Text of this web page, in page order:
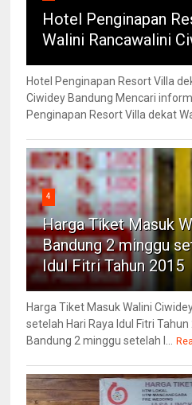
Hotel Penginapan
Walini Rancawalini
Hotel Penginapan Resort Villa
Ciwidey Bandung Mencari
Penginapan Resort Villa dekat
4
Harga Tiket Masuk
Bandung 2 minggu
Idul Fitri Tahun 2015
Harga Tiket Masuk Walini
setelah Hari Raya Idul Fitri
Bandung 2 minggu setelah l...